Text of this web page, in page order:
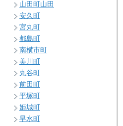
山田町山田
安久町
宮丸町
都島町
南横市町
美川町
丸谷町
前田町
平塚町
姫城町
早水町